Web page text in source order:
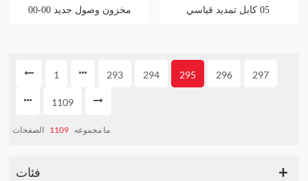
00-00 مخزون وصول جديد
05 كابل تمديد قياسي
1 293 294 295 296 297
1109
ما مجموعه 1109 الصفحات
فئات